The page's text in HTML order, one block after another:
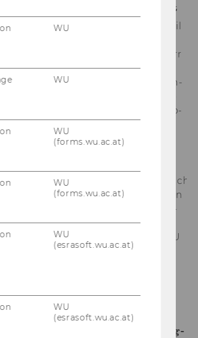
Botschaft
Am 23. April
such­te Herr
Juan
Domenech-​
selor for Po­
Eco­no­mic
amerikanischen
Bot­schaft in
Wien, Mas­
ter­stu­den­
ten der WU
Wien im
23. März 2026
Brownbag-
WU
WU
WU
(forms.wu.ac.at)
WU
(forms.wu.ac.at)
WU
(esrasoft.wu.ac.at)
WU
(esrasoft.wu.ac.at)